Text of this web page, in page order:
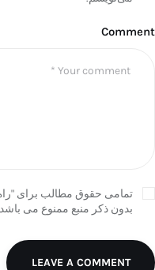
Comment
تمامی حقوق مطالب برای
بدون ذکر منبع ممنوع می
LEAVE A COMMENT